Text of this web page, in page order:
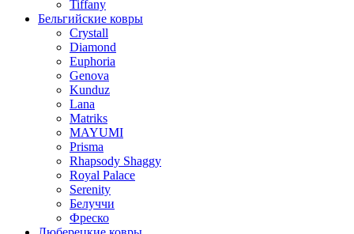
Tiffany
Бельгийские ковры
Crystall
Diamond
Euphoria
Genova
Kunduz
Lana
Matriks
MAYUMI
Prisma
Rhapsody Shaggy
Royal Palace
Serenity
Белуччи
Фреско